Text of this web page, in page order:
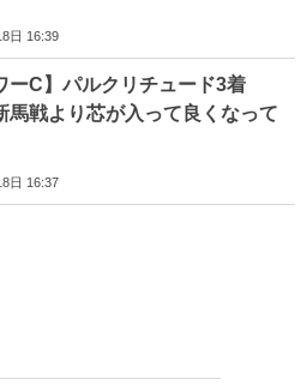
日 16:39
ーC】パルクリチュード3着
馬戦より芯が入って良くなって
日 16:37